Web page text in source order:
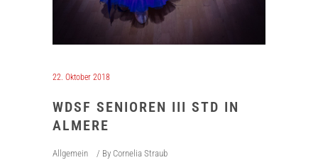
22. Oktober 2018
WDSF SENIOREN III STD IN
ALMERE
Allgemein By Cornelia Straub